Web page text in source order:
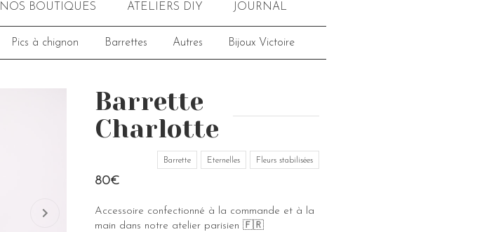
NOS BOUTIQUES ATELIERS DIY JOURNAL
Pics à chignon Barrettes Autres Bijoux Victoire
Barrette
Charlotte
Barrette Eternelles Fleurs stabilisées
80€
Accessoire confectionné à la commande et à la
main dans notre atelier parisien 🇫🇷